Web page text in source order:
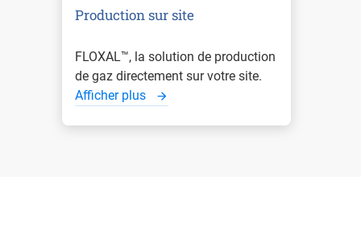
Production sur site
FLOXAL™, la solution de production
de gaz directement sur votre site.
Afficher plus